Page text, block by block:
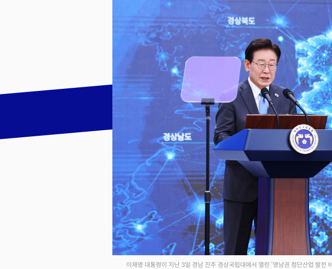
이재명 대통령이 지난 3일 경남 진주 경상국립대에서 열린 ‘영남권 첨단산업 발전